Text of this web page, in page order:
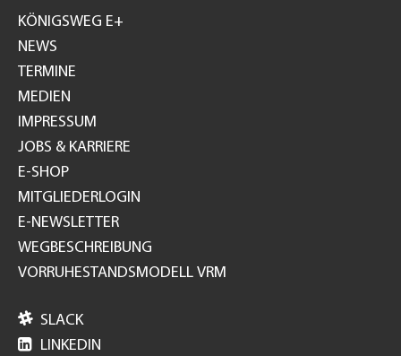
GH
KÖNIGSWEG E+
NEWS
TERMINE
MEDIEN
IMPRESSUM
JOBS & KARRIERE
E-SHOP
MITGLIEDERLOGIN
E-NEWSLETTER
WEGBESCHREIBUNG
VORRUHESTANDSMODELL VRM
 SLACK
 LINKEDIN